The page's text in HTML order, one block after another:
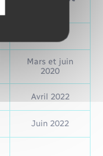
Mai 2019
Mars et juin
2020
Avril 2022
Juin 2022